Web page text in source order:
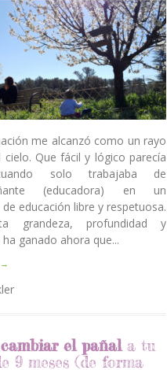
me alcanzó como un rayo
cielo. Que fácil y lógico parecía
solo trabajaba de
(educadora) en un
educación libre y respetuosa.
grandeza, profundidad y
ganado ahora que...
→
cambiar el pañala tu
9 meses (de forma